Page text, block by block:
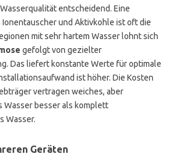
entscheidend. Eine
Ionentauscher und Aktivkohle ist oft die
mit sehr hartem Wasser lohnt sich
gefolgt von gezielter
Das liefert konstante Werte für optimale
ist höher. Die Kosten
vertragen weiches, aber
Wasser besser als komplett
Wasser.
Geräten